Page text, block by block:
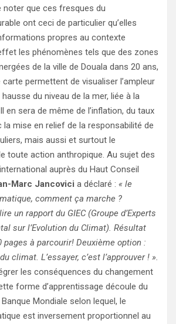
noter que ces fresques du
ont ceci de particulier qu’elles
propres au contexte
les phénomènes tels que des zones
de la ville de Douala dans 20 ans,
permettent de visualiser l’ampleur
du niveau de la mer, liée à la
en sera de même de l’inflation, du taux
la mise en relief de la responsabilité de
mais aussi et surtout le
toute action anthropique. Au sujet des
auprès du Haut Conseil
Marc Jancovici a déclaré : « le
comment ça marche ?
un rapport du GIEC (Groupe d’Experts
sur l’Evolution du Climat). Résultat
pages à parcourir! Deuxième option :
climat. L’essayer, c’est l’approuver ! ».
les conséquences du changement
forme d’apprentissage découle du
Mondiale selon lequel, le
est inversement proportionnel au